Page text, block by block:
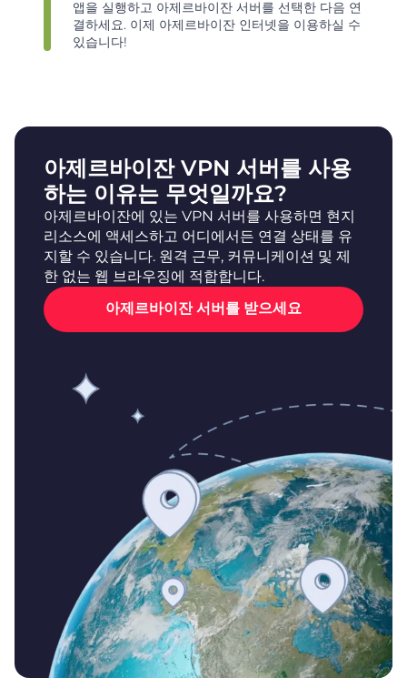
앱을 실행하고 아제르바이잔 서버를 선택한 다음 연
결하세요. 이제 아제르바이잔 인터넷을 이용하실 수
있습니다!
아제르바이잔 VPN 서버를 사용
하는 이유는 무엇일까요?
아제르바이잔에 있는 VPN 서버를 사용하면 현지
리소스에 액세스하고 어디에서든 연결 상태를 유
지할 수 있습니다. 원격 근무, 커뮤니케이션 및 제
한 없는 웹 브라우징에 적합합니다.
아제르바이잔 서버를 받으세요